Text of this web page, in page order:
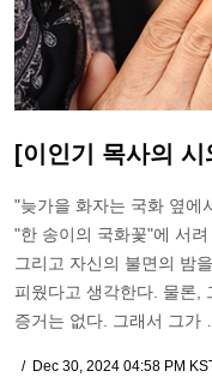
[이인기 목사의
"늦가을 화자는 국화 옆에
"한 송이의 국화꽃"에 서
그리고 자신의 불면의 밤
피웠다고 생각한다. 물론,
증거는 없다. 그래서 그가
Dec 30, 2024 04:58 PM